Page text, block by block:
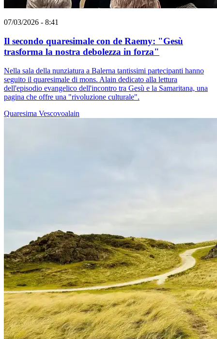
07/03/2026 - 8:41
Il secondo quaresimale con de Raemy: "Gesù
trasforma la nostra debolezza in forza"
Nella sala della nunziatura a Balerna tantissimi partecipanti hanno
seguito il quaresimale di mons. Alain dedicato alla lettura
dell'episodio evangelico dell'incontro tra Gesù e la Samaritana, una
pagina che offre una "rivoluzione culturale".
Quaresima Vescovoalain